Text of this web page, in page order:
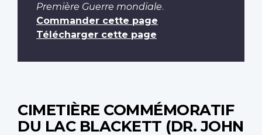
Première Guerre mondiale.
Commander cette page
Télécharger cette page
CIMETIÈRE COMMÉMORATIF
DU LAC BLACKETT (DR. JOHN